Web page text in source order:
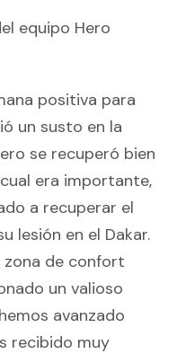
equipo Hero
positiva para
un susto en la
se recuperó bien
era importante,
a recuperar el
lesión en el Dakar.
zona de confort
un valioso
avanzado
recibido muy